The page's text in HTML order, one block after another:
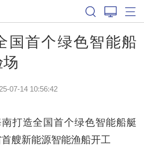
国首个绿色智能船
07-14 10:56:42
造全国首个绿色智能船艇
艘新能源智能渔船开工